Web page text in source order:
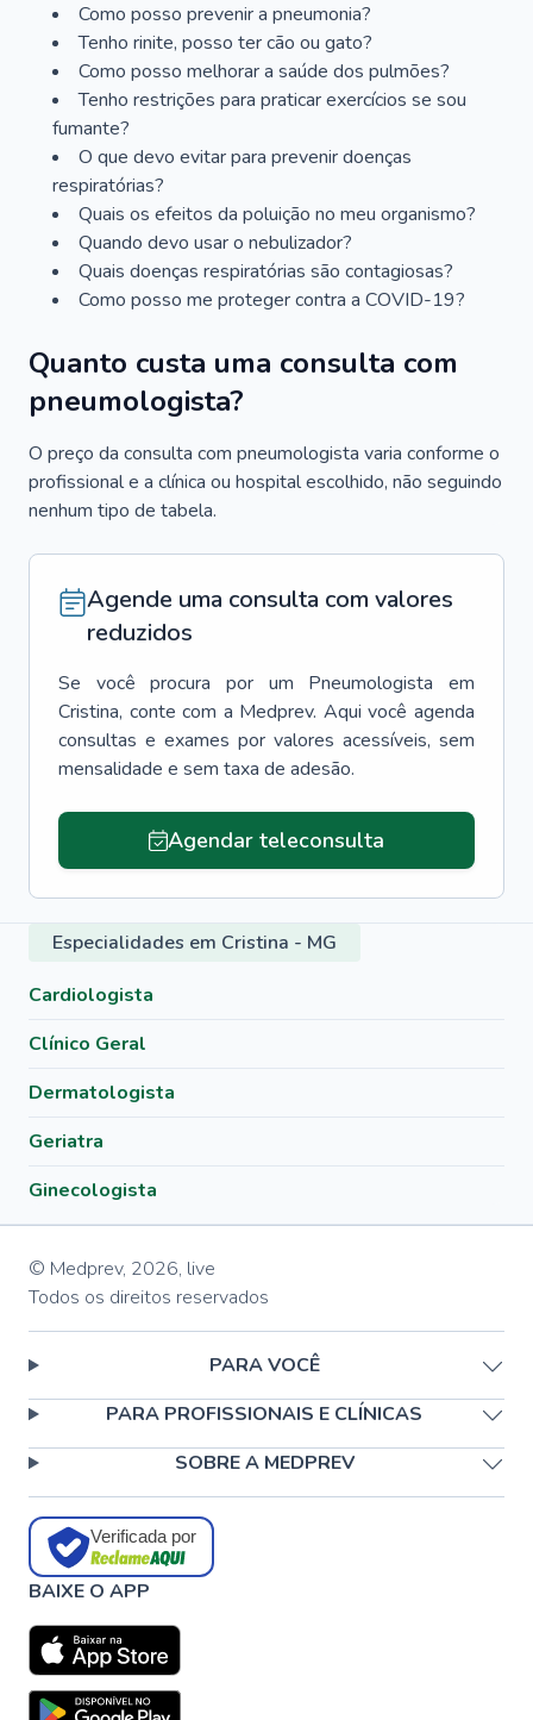
Como posso prevenir a pneumonia?
Tenho rinite, posso ter cão ou gato?
Como posso melhorar a saúde dos pulmões?
Tenho restrições para praticar exercícios se sou
fumante?
O que devo evitar para prevenir doenças
respiratórias?
Quais os efeitos da poluição no meu organismo?
Quando devo usar o nebulizador?
Quais doenças respiratórias são contagiosas?
Como posso me proteger contra a COVID-19?
Quanto custa uma consulta com
pneumologista?
O preço da consulta com pneumologista varia conforme o
profissional e a clínica ou hospital escolhido, não seguindo
nenhum tipo de tabela.
Agende uma consulta com valores
reduzidos
Se você procura por um Pneumologista
em
Cristina, conte com a Medprev. Aqui você agenda
consultas e exames por valores acessíveis, sem
mensalidade e sem taxa de adesão.
Agendar teleconsulta
Especialidades em Cristina - MG
Cardiologista
Clínico Geral
Dermatologista
Geriatra
Ginecologista
© Medprev, 2026, live
Todos os direitos reservados
PARA VOCÊ
PARA PROFISSIONAIS E CLÍNICAS
SOBRE A MEDPREV
Verificada por
BAIXE O APP